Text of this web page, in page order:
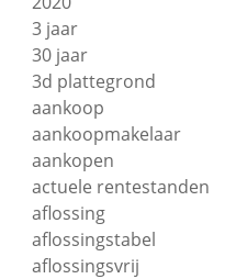
3 jaar
30 jaar
3d plattegrond
aankoop
aankoopmakelaar
aankopen
actuele rentestanden
aflossing
aflossingstabel
aflossingsvrij